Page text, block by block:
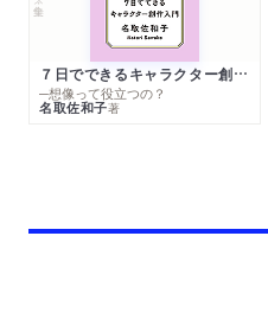
７日でできるキャラクター創作入門
─想像って役立つの？
名取佐和子著